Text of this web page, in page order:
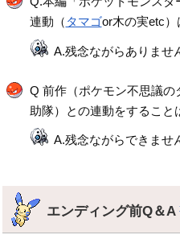
連動（ タマゴor木の実etc）
A.残念ながらありませ
Q 前作（ポケモン不思議
助隊）との連動をすること
A.残念ながらできませ
エンディング前Q＆A